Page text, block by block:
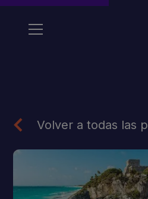
Volver a todas las